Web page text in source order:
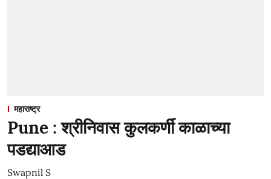
महाराष्ट्र
Pune : श्रीनिवास कुलकर्णी काळाच्या
पडद्याआड
Swapnil S